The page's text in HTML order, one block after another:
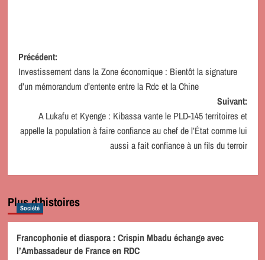
Navigation
d’article
Précédent:
Investissement dans la Zone économique : Bientôt la signature
d’un mémorandum d’entente entre la Rdc et la Chine
Suivant:
A Lukafu et Kyenge : Kibassa vante le PLD-145 territoires et
appelle la population à faire confiance au chef de l’État comme lui
aussi a fait confiance à un fils du terroir
Plus d'histoires
Société
Francophonie et diaspora : Crispin Mbadu échange avec
l’Ambassadeur de France en RDC